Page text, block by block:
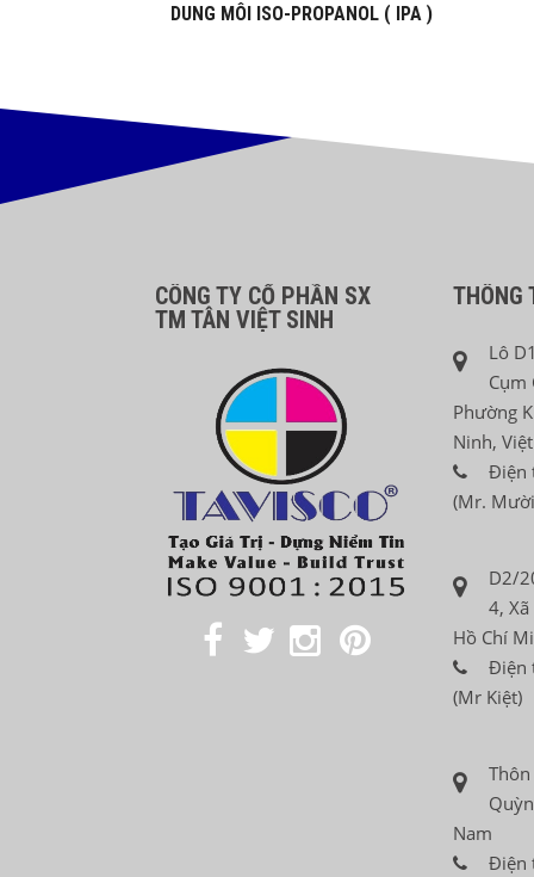
DUNG MÔI ISO-PROPANOL ( IPA )
CÔNG TY CỔ PHẦN SX
TM TÂN VIỆT SINH
THÔNG
Lô
Cụm
Phường
Ninh,
Điện
(Mr.
D2/
4,
Hồ Chí
Điện
(Mr Kiệt)
Nam
Điện